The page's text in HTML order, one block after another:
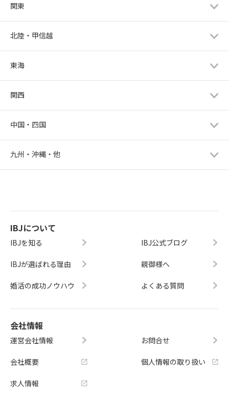
関東
北陸・甲信越
東海
関西
中国・四国
九州・沖縄・他
IBJについて
IBJを知る
IBJが選ばれる理由
婚活の成功ノウハウ
IBJ公式ブログ
親御様へ
よくある質問
会社情報
運営会社情報
会社概要
求人情報
お問合せ
個人情報の取り扱い